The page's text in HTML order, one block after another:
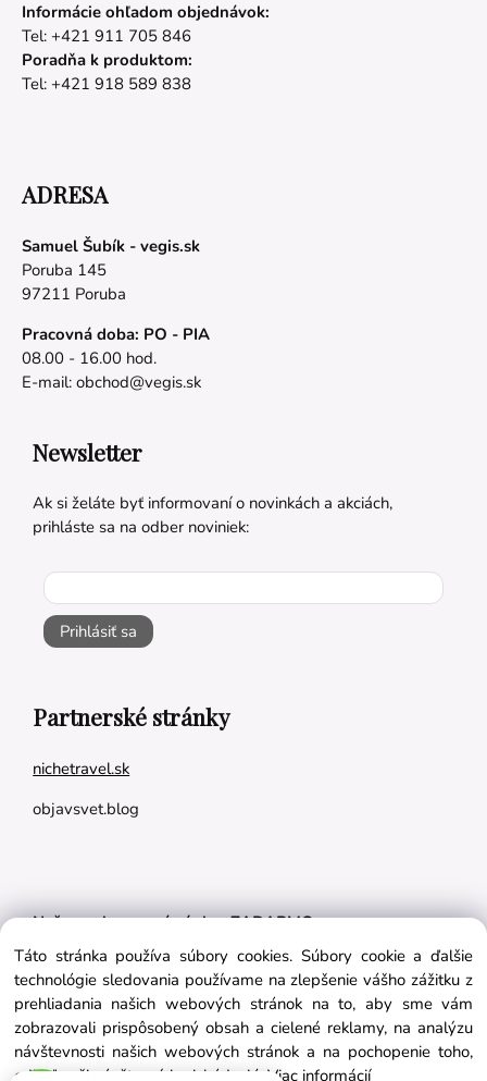
Informácie ohľadom objednávok:
Tel: +421 911 705 846
Poradňa k produktom:
Tel: +421 918 589 838
ADRESA
Samuel Šubík - vegis.sk
Poruba 145
97211 Poruba
Pracovná doba: PO - PIA
08.00 - 16.00 hod.
E-mail: obchod@vegis.sk
Newsletter
Ak si želáte byť informovaní o novinkách a akciách,
prihláste sa na odber noviniek:
Prihlásiť sa
Partnerské stránky
nichetravel.sk
objavsvet.blog
Naše appky pre vás úplne ZADARMO:
Tréningový plán na mieru
BMI kalkulačka
Vygeneruj si výživový plán na mieru
Táto stránka používa súbory cookies. Súbory cookie a ďalšie
technológie sledovania používame na zlepšenie vášho zážitku z
prehliadania našich webových stránok na to, aby sme vám
zobrazovali prispôsobený obsah a cielené reklamy, na analýzu
návštevnosti našich webových stránok a na pochopenie toho,
odkiaľ naši návštevníci prichádzajú. Viac informácií